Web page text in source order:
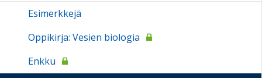
Esimerkkejä
Oppikirja: Vesien biologia
Enkku